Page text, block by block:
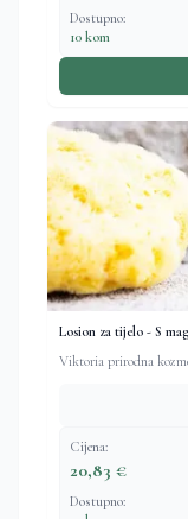
Dostupno:
10 kom
Losion za tijelo - S
Viktoria prirodna
Cijena:
20,83 €
Dostupno: